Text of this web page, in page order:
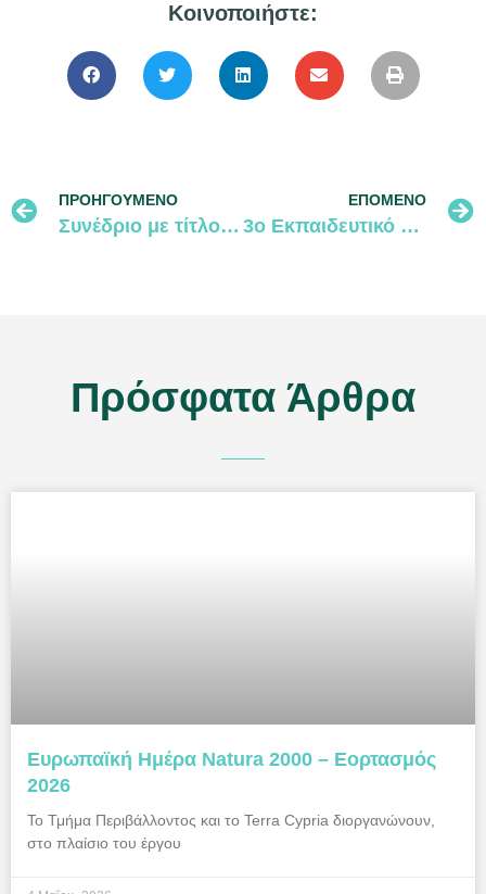
Κοινοποιήστε:
ΠΡΟΗΓΟΎΜΕΝΟ
Συνέδριο με τίτλο «Λύσεις βασισμένες στη φύση για την προσαρμογή και την ανθεκτικότητα διαφόρων τύπων ακτών στην κλιματική αλλαγή»
ΕΠΌΜΕΝΟ
3ο Εκπαιδευτικό Εργαστήρι Βιώσιμης Επιχειρηματικότητας
Πρόσφατα Άρθρα
Ευρωπαϊκή Ημέρα Natura 2000 – Εορτασμός
2026
Το Τμήμα Περιβάλλοντος και το Terra Cypria διοργανώνουν,
στο πλαίσιο του έργου